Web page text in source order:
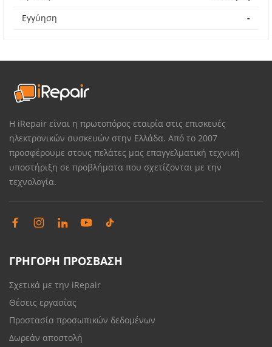
Εγγύηση
-
Η iRepair είναι η πρωτοπόρος εταιρία στις επισκευές
ηλεκτρονικών συσκευών στην Ελλάδα. Από το 2007
προσφέρουμε στους πελάτες μας επαγγελματική τεχνική
υποστήριξη σε προβλήματα που σχετίζονται με την
τεχνολογία.
ΓΡΗΓΟΡΗ ΠΡΟΣΒΑΣΗ
Σχετικά με την iRepair
Θέσεις εργασίας
Προστασία προσωπικών δεδομένων
Δωρεάν αποστολή